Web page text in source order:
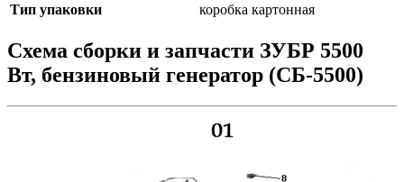
Тип упаковки
коробка картонная
Схема сборки и запчасти ЗУБР 5500
Вт, бензиновый генератор (СБ-5500)